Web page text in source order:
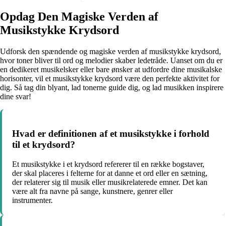
Opdag Den Magiske Verden af
Musikstykke Krydsord
Udforsk den spændende og magiske verden af musikstykke krydsord,
hvor toner bliver til ord og melodier skaber ledetråde. Uanset om du er
en dedikeret musikelsker eller bare ønsker at udfordre dine musikalske
horisonter, vil et musikstykke krydsord være den perfekte aktivitet for
dig. Så tag din blyant, lad tonerne guide dig, og lad musikken inspirere
dine svar!
Hvad er definitionen af et musikstykke i forhold
til et krydsord?
Et musikstykke i et krydsord refererer til en række bogstaver,
der skal placeres i felterne for at danne et ord eller en sætning,
der relaterer sig til musik eller musikrelaterede emner. Det kan
være alt fra navne på sange, kunstnere, genrer eller
instrumenter.